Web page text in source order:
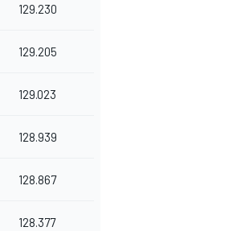
129.230
129.205
129.023
128.939
128.867
128.377